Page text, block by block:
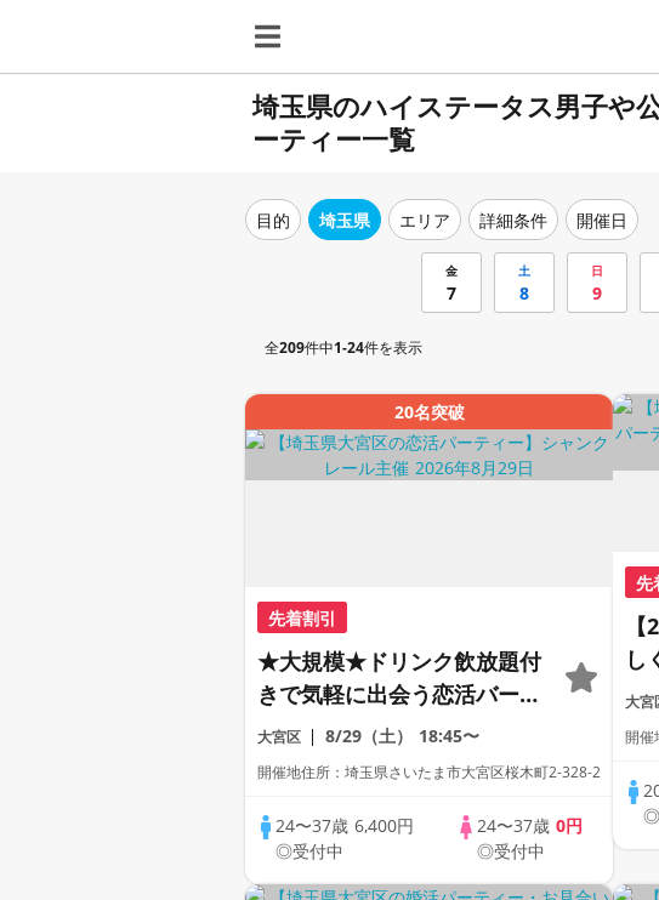
埼玉県のハイステータス男子や
ーティー一覧
目的 埼玉県 エリア 詳細条件 開催日
金
7
土
8
日
9
全209件中1-24件を表示
20名突破
先着割引
★大規模★ドリンク飲放題付
きで気軽に出会う恋活バール
ーム《MoonlightHALL》
大宮区 8/29（土） 18:45〜
開催地住所：埼玉県さいたま市大宮区桜木町2-328-2
24〜37歳 6,400円
◎受付中
24〜37歳 0円
◎受付中
先
し
大宮
開催
◎